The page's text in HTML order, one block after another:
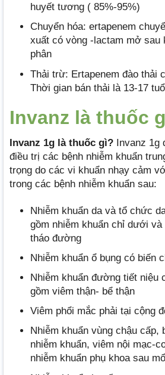
huyết tương ( 85%-95%)
Chuyển hóa: ertapenem
xuất có vòng -lactam mở sau
phân
Thải trừ: Ertapenem đào thải
Thời gian bán thải là 13-17
Invanz là thuốc
Invanz 1g là thuốc gì? Invanz 1g
điều trị các bệnh nhiễm khuẩn
trọng do các vi khuẩn nhạy cảm
trong các bệnh nhiễm khuẩn sau:
Nhiễm khuẩn da và tổ chức
gồm nhiễm khuẩn chỉ dưới và
tháo đường
Nhiễm khuẩn ổ bụng có biến
Nhiễm khuẩn đường tiết niệu
gồm viêm thận- bể thận
Viêm phổi mắc phải tại cộng
Nhiễm khuẩn vùng chậu cấp,
nhiễm khuẩn, viêm nội mạc-
nhiễm khuẩn phụ khoa sau